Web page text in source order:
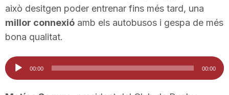
o
això desitgen poder entrenar fins més tard, una
millor connexió amb els autobusos i gespa de més
bona qualitat.
Reproductor
d'àudio
00:00 00:00